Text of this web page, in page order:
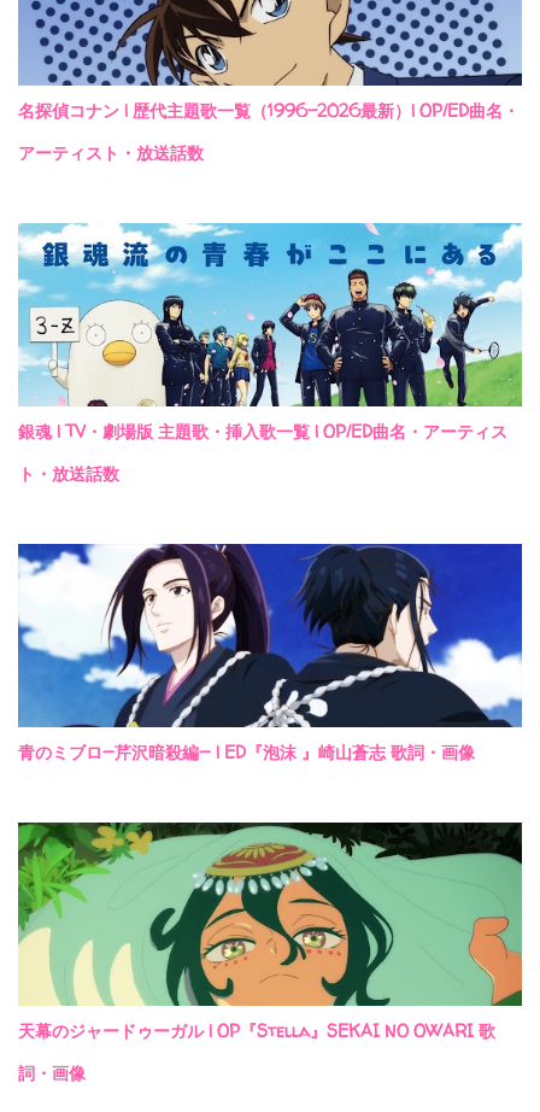
名探偵コナン | 歴代主題歌一覧（1996-2026最新）| OP/ED曲名・
アーティスト・放送話数
銀魂 | TV・劇場版 主題歌・挿入歌一覧 | OP/ED曲名・アーティス
ト・放送話数
青のミブロ—芹沢暗殺編— | ED『泡沫 』崎山蒼志 歌詞・画像
天幕のジャードゥーガル | OP『Stella』SEKAI NO OWARI 歌
詞・画像